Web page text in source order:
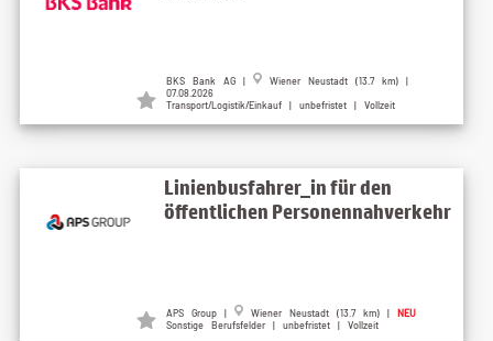
BKS Bank AG |
Wiener Neustadt (13.7 km) |
07.08.2026
Transport/Logistik/Einkauf | unbefristet | Vollzeit
Linienbusfahrer_in für den
öffentlichen Personennahverkehr
APS Group | Wiener Neustadt (13.7 km) | NEU
Sonstige Berufsfelder | unbefristet | Vollzeit